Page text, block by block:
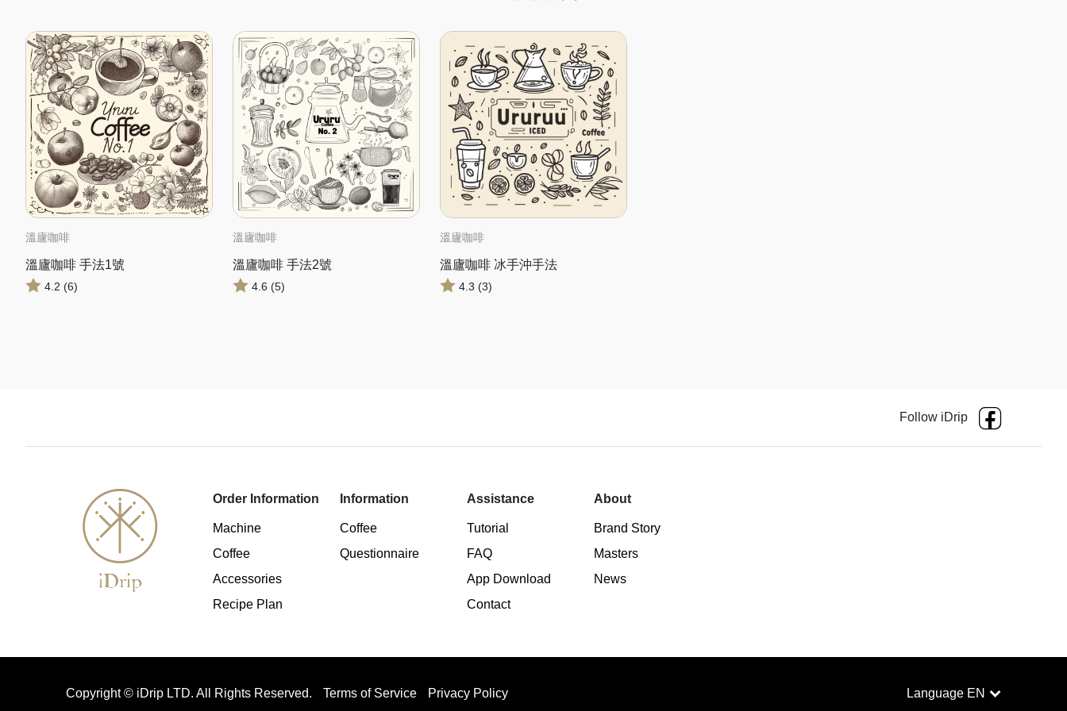
溫廬咖啡
溫廬咖啡 手法1號
4.2 (6)
溫廬咖啡
溫廬咖啡 手法2號
4.6 (5)
溫廬咖啡
溫廬咖啡 冰手沖手法
4.3 (3)
Follow iDrip
Order Information
Machine
Coffee
Accessories
Recipe Plan
Information
Coffee
Questionnaire
Assistance
Tutorial
FAQ
App Download
Contact
About
Brand Story
Masters
News
Copyright © iDrip LTD. All Rights Reserved. Terms of Service Privacy Policy Language